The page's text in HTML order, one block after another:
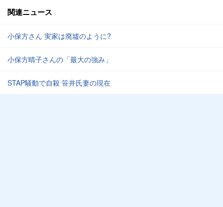
関連ニュース
小保方さん 実家は廃墟のように?
小保方晴子さんの「最大の強み」
STAP騒動で自殺 笹井氏妻の現在